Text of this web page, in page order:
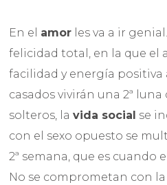
En el amor les va a ir
felicidad total, en la que el
facilidad y energía positiva
casados vivirán una 2ª luna
solteros, lavida social se
con el sexo opuesto se
2ª semana, que es cuando
No se comprometan con la